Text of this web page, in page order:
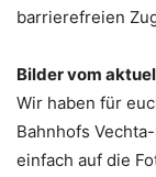
barrierefreien
Bilder vom
Wir haben für
Bahnhofs
einfach auf die